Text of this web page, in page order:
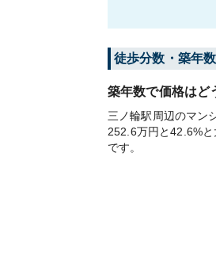
徒歩分数・築年
築年数で価格はど
三ノ輪駅周辺のマン
252.6万円と42.6%
です。